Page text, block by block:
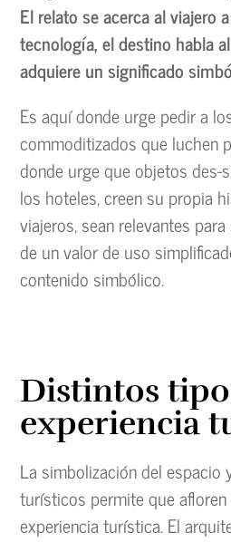
El relato se acerca al viajero
tecnología, el destino habla
adquiere un significado
Es aquí donde urge pedir a
commoditizados que luchen
donde urge que objetos des-
los hoteles, creen su propia
viajeros, sean relevantes
de un valor de uso
contenido simbólico.
Distintos
experiencia
La simbolización del espacio
turísticos permite que
experiencia turística. El